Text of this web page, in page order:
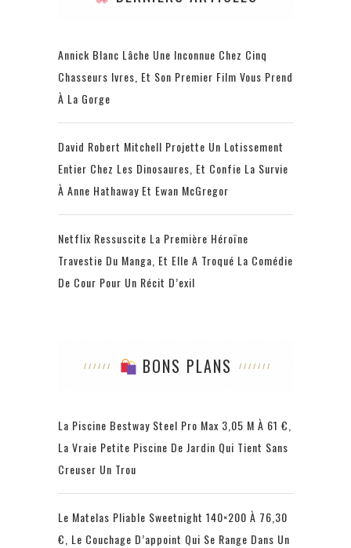
Annick Blanc Lâche Une Inconnue Chez Cinq
Chasseurs Ivres, Et Son Premier Film Vous Prend
À La Gorge
David Robert Mitchell Projette Un Lotissement
Entier Chez Les Dinosaures, Et Confie La Survie
À Anne Hathaway Et Ewan McGregor
Netflix Ressuscite La Première Héroïne
Travestie Du Manga, Et Elle A Troqué La Comédie
De Cour Pour Un Récit D’exil
BONS PLANS
La Piscine Bestway Steel Pro Max 3,05 M À 61 €,
La Vraie Petite Piscine De Jardin Qui Tient Sans
Creuser Un Trou
Le Matelas Pliable Sweetnight 140×200 À 76,30
€, Le Couchage D’appoint Qui Se Range Dans Un